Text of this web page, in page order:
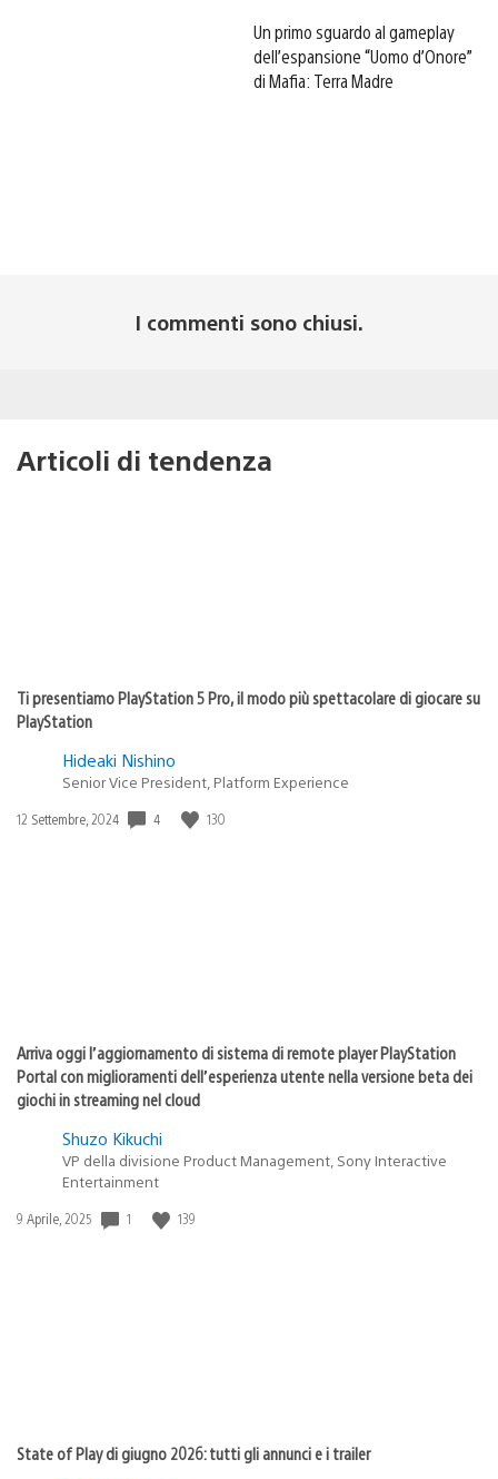
Un primo sguardo al gameplay
dell’espansione “Uomo d’Onore”
di Mafia: Terra Madre
I commenti sono chiusi.
Articoli di tendenza
Ti presentiamo PlayStation 5 Pro, il modo più spettacolare di giocare su
PlayStation
Hideaki Nishino
Senior Vice President, Platform Experience
Data
12 Settembre, 2024 4 130
Arriva oggi l’aggiornamento di sistema di remote player PlayStation
Portal con miglioramenti dell’esperienza utente nella versione beta dei
giochi in streaming nel cloud
Shuzo Kikuchi
VP della divisione Product Management, Sony Interactive
Entertainment
Data
9 Aprile, 2025 1 139
State of Play di giugno 2026: tutti gli annunci e i trailer